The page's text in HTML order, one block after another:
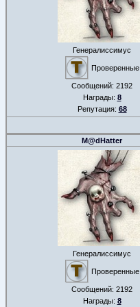
Генералиссимус
Проверенные
Сообщений: 2192
Награды: 8
Репутация: 68
M@dHatter
Генералиссимус
Проверенные
Сообщений: 2192
Награды: 8